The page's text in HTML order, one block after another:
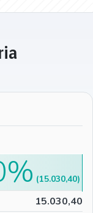
15.030,40
(15.030,40)